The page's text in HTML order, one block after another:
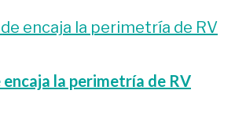
la perimetría de RV